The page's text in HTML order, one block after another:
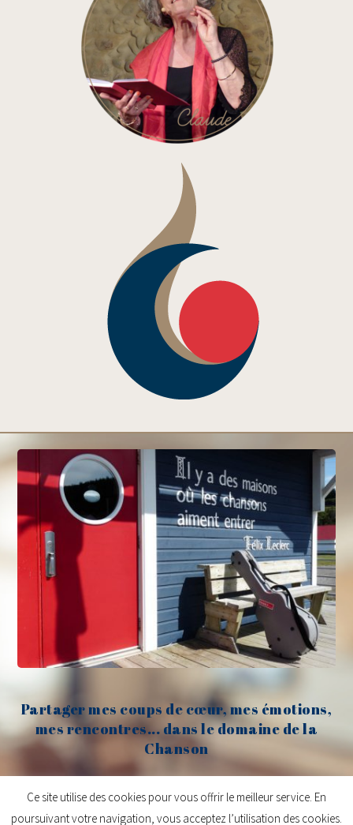
Partager mes coups de cœur, mes émotions,
mes rencontres... dans le domaine de la
Chanson
Claude Fèvre
Ce site utilise des cookies pour vous offrir le meilleur service. En
poursuivant votre navigation, vous acceptez l’utilisation des cookies.